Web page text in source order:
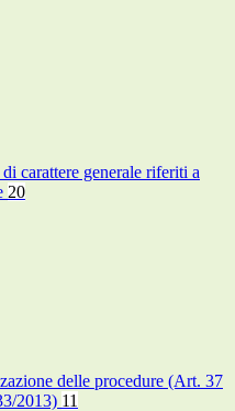
carattere generale riferiti a
20
delle procedure (Art. 37
2013) 11